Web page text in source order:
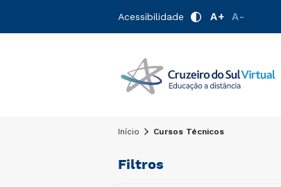
Acessibilidade A+ A-
Início Cursos Técnicos
Filtros